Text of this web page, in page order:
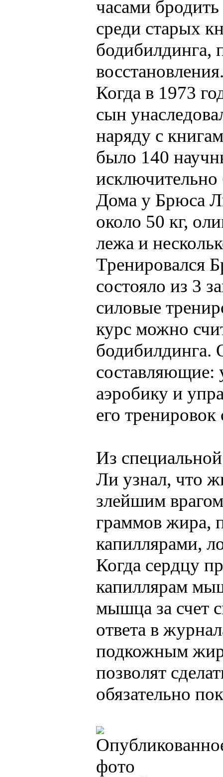
часами
среди старых
бодибилдинга,
Когда в 1973
сын
наряду с
было 140
Дома у Брюса
около 50 кг,
лежа и
Тренировался
состояло из 3
силовые
курс можно
бодибилдинга.
составляющие:
аэробику и
его
Из
Ли узнал, что
злейшим
граммов жира,
капиллярами,
Когда сердцу
капиллярам
мышца за счет
ответа в
подкожным
позволят
обязательно